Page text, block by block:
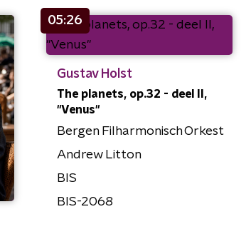
05:26
Gustav Holst
The planets, op.32 - deel II,
"Venus"
Bergen Filharmonisch Orkest
Andrew Litton
BIS
BIS-2068